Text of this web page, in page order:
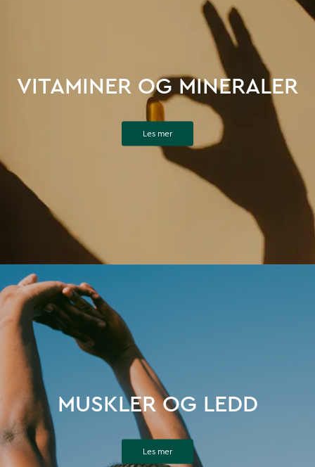
VITAMINER OG MINERALER
Les mer
MUSKLER OG LEDD
Les mer